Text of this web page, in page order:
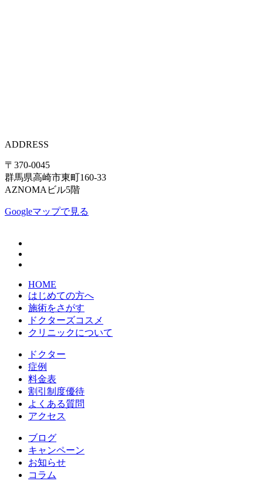
ADDRESS
〒370-0045
群馬県高崎市東町160-33
AZNOMAビル5階
Googleマップで見る
HOME
はじめての方へ
施術をさがす
ドクターズコスメ
クリニックについて
ドクター
症例
料金表
割引制度優待
よくある質問
アクセス
ブログ
キャンペーン
お知らせ
コラム